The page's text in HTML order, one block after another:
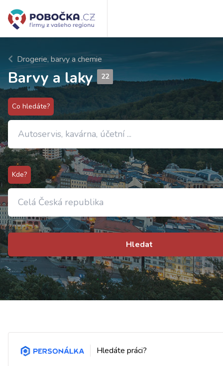
Drogerie, barvy a chemie
Barvy a laky 22
Co hledáte?
Kde?
Hledat
Hledáte práci?